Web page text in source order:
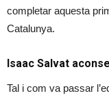
completar aquesta
Catalunya.
Isaac Salvat
Tal i com va passar